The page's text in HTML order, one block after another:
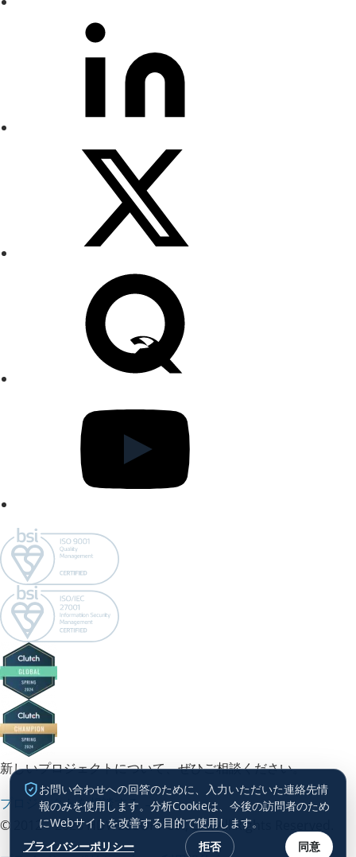
新しいプロジェクトについて、ぜひご相談ください。
プロジェクトを相談する →
© 2012 – 2026 HDWEBSOFT Co., Ltd. All Rights Reserved.
お問い合わせへの回答のために、入力いただいた連絡先情
報のみを使用します。分析Cookieは、今後の訪問者のため
にWebサイトを改善する目的で使用します。
プライバシーポリシー
拒否 同意